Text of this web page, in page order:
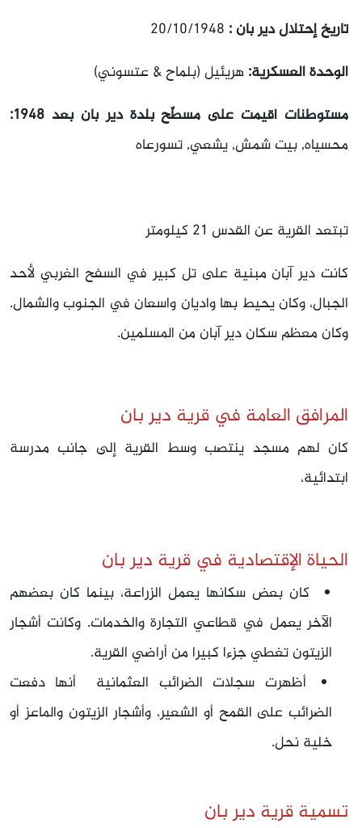
تاريخ إحتلال دير بان :
الوحدة العسكرية: هريئيل (بلماح & عتسوني)
مستوطنات أقيمت على مسطّح بلدة دير بان بعد 1948:
محسياه, بيت شمش, يشعي, تسورعاه
تبتعد القرية عن القدس 21 كيلومتر
كانت دير آبان مبنية على تل كبير في السفح الغربي لأحد
الجبال، وكان يحيط بها واديان واسعان في الجنوب والشمال.
وكان معظم سكان دير آبان من المسلمين.
المرافق العامة في قرية دير بان
كان لهم مسجد ينتصب وسط القرية إلى جانب مدرسة
ابتدائية،
الحياة الإقتصادية في قرية دير بان
كان بعض سكانها يعمل الزراعة، بينما كان بعضهم
الآخر يعمل في قطاعي التجارة والخدمات. وكانت أشجار
الزيتون تغطي جزءا كبيرا من أراضي القرية.
أظهرت سجلات الضرائب العثمانية أنها دفعت
الضرائب على القمح أو الشعير، وأشجار الزيتون والماعز أو
خلية نحل.
تسمية قرية دير بان